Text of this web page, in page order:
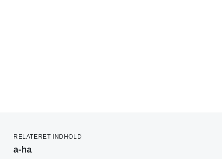
RELATERET INDHOLD
a-ha